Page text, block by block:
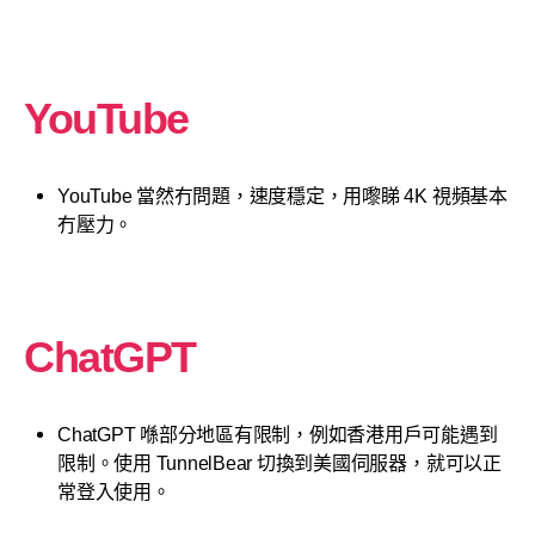
YouTube
YouTube 當然冇問題，速度穩定，用嚟睇 4K 視頻基本
冇壓力。
ChatGPT
ChatGPT 喺部分地區有限制，例如香港用戶可能遇到
限制。使用 TunnelBear 切換到美國伺服器，就可以正
常登入使用。